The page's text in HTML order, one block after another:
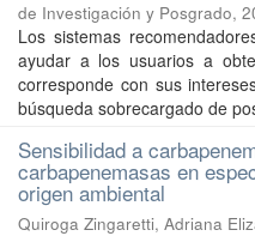
de Investigación y Posgrado,
Los sistemas
ayudar a los usuarios a
corresponde con sus
búsqueda sobrecargado de
Sensibilidad a
carbapenemasas en
origen ambiental
Quiroga Zingaretti, Adriana